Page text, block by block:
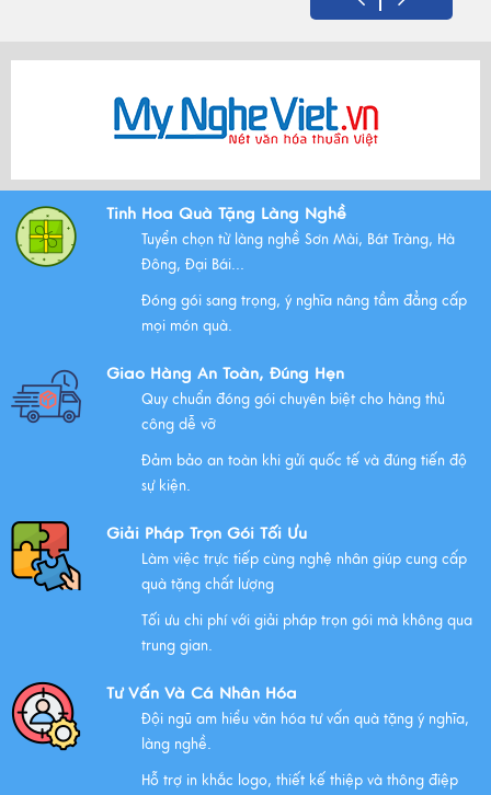
Bộ Tam Sự Là Gì ? Bộ Tam Sự Có Ý Nghĩa Như Thế Nào
Trong Văn Hóa Thờ Cúng?
Xem thêm
Xem thêm
Chúc mừng chị Nguyễn Thị Nhựt Phượng - giám đốc
Xem thêm
Chính Sách Quyền Riêng Tư Tại Mỹ Nghệ Việt
NHỮNG ĐẶC ĐIỂM CỦA HÀNG THỦ CÔNG MỸ NGHỆ
Tinh Hoa Quà Tặng Làng Nghề
Tuyển chọn từ làng nghề Sơn Mài, Bát Tràng, Hà
Đông, Đại Bái...
Đóng gói sang trọng, ý nghĩa nâng tầm đẳng cấp
mọi món quà.
Giao Hàng An Toàn, Đúng Hẹn
Quy chuẩn đóng gói chuyên biệt cho hàng thủ
công dễ vỡ
Đảm bảo an toàn khi gửi quốc tế và đúng tiến độ
sự kiện.
Giải Pháp Trọn Gói Tối Ưu
Làm việc trực tiếp cùng nghệ nhân giúp cung cấp
quà tặng chất lượng
Tối ưu chi phí với giải pháp trọn gói mà không qua
trung gian.
Tư Vấn Và Cá Nhân Hóa
Đội ngũ am hiểu văn hóa tư vấn quà tặng ý nghĩa,
làng nghề.
Hỗ trợ in khắc logo, thiết kế thiệp và thông điệp